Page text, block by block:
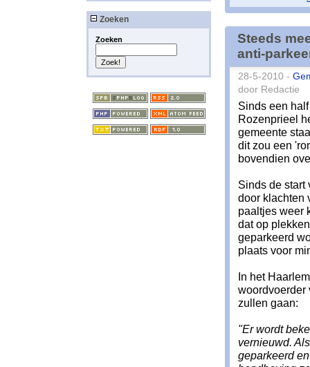
Zoeken
Zoeken
Steeds
anti-
28-5-2010 -
door Redactie
Sinds een
Rozenprieel
gemeente
dit zou een
bovendien
Sinds de start
door klachten
paaltjes weer
dat op
geparkeerd
plaats voor
In het
woordvoerder
zullen gaan:
"Er wordt
vernieuwd.
geparkeerd